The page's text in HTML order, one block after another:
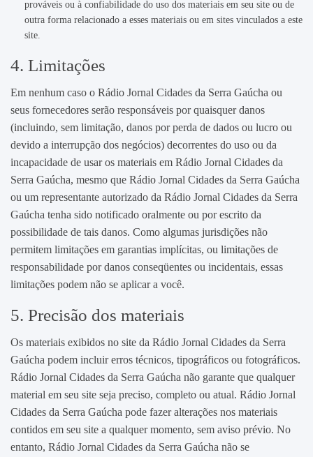
prováveis ​​ou à confiabilidade do uso dos materiais em seu site ou de
outra forma relacionado a esses materiais ou em sites vinculados a este
site.
4. Limitações
Em nenhum caso o Rádio Jornal Cidades da Serra Gaúcha ou
seus fornecedores serão responsáveis ​​por quaisquer danos
(incluindo, sem limitação, danos por perda de dados ou lucro ou
devido a interrupção dos negócios) decorrentes do uso ou da
incapacidade de usar os materiais em Rádio Jornal Cidades da
Serra Gaúcha, mesmo que Rádio Jornal Cidades da Serra Gaúcha
ou um representante autorizado da Rádio Jornal Cidades da Serra
Gaúcha tenha sido notificado oralmente ou por escrito da
possibilidade de tais danos. Como algumas jurisdições não
permitem limitações em garantias implícitas, ou limitações de
responsabilidade por danos conseqüentes ou incidentais, essas
limitações podem não se aplicar a você.
5. Precisão dos materiais
Os materiais exibidos no site da Rádio Jornal Cidades da Serra
Gaúcha podem incluir erros técnicos, tipográficos ou fotográficos.
Rádio Jornal Cidades da Serra Gaúcha não garante que qualquer
material em seu site seja preciso, completo ou atual. Rádio Jornal
Cidades da Serra Gaúcha pode fazer alterações nos materiais
contidos em seu site a qualquer momento, sem aviso prévio. No
entanto, Rádio Jornal Cidades da Serra Gaúcha não se